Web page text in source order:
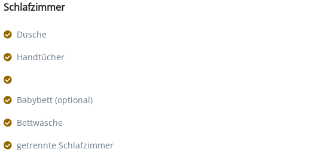
Schlafzimmer
Dusche
Handtücher
Babybett (optional)
Bettwäsche
getrennte Schlafzimmer